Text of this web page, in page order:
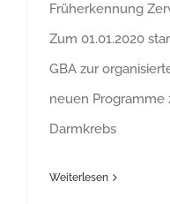
Früherkennung
Zum 01.01.2020
GBA zur
neuen Programme
Darmkrebs
Weiterlesen